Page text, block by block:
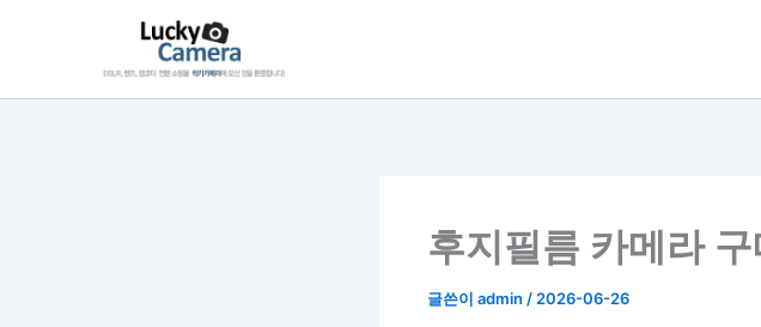
후지필름 카메라
글쓴이 admin / 2026-06-26